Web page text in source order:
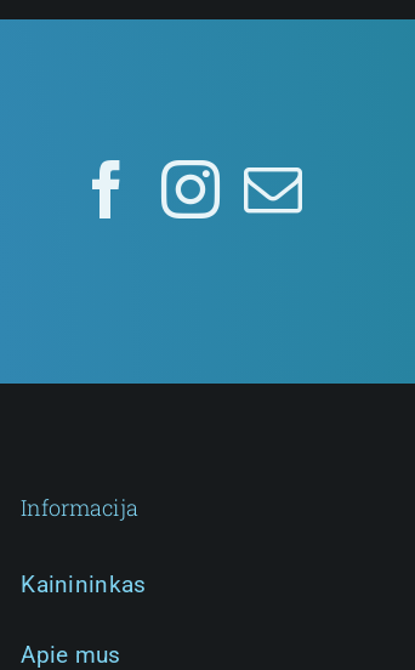
Informacija
Kainininkas
Apie mus
vizitą